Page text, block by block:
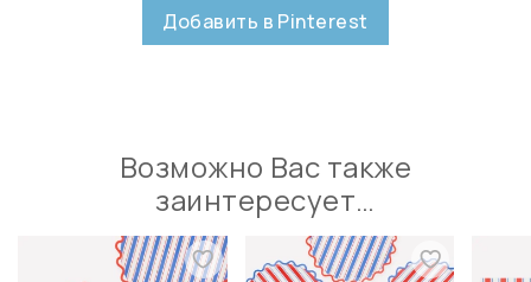
Добавить в Pinterest
Возможно Вас также
заинтересует…